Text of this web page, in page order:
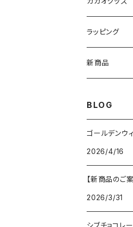
Enraizados エ
コインチョコレ
チョコレートド
ケーキ
アクセサリー
ネックレス
ブレスレット
チャームブレスレ
カップ
ラッピング
Sibu
新商品
BLOG
ゴールデンウ
2026/4/16
【新商品のご
2026/3/31
シブチョコレ